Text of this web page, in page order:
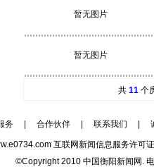
暂无图片
暂无图片
共 11 个
务 合作伙伴 联系我们
互联网新闻信息服务许可
©Copyright 2010 中国衡阳新闻网.